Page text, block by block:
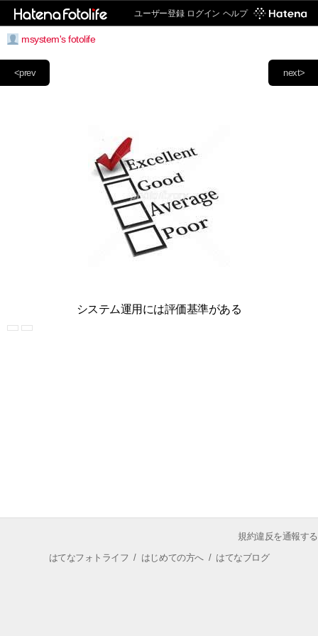
ユーザー登録 ログイン ヘルプ
msystem's fotolife
next>
<prev
システム運用には評価基準がある
規約違反を通報する
はてなフォトライフ / はじめての方へ/ はてなブログ